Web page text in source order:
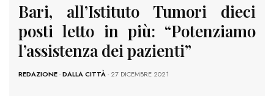
Bari, all’Istituto Tumori dieci
posti letto in più: “Potenziamo
l’assistenza dei pazienti”
REDAZIONE-DALLA CITTÀ- 27 DICEMBRE 2021